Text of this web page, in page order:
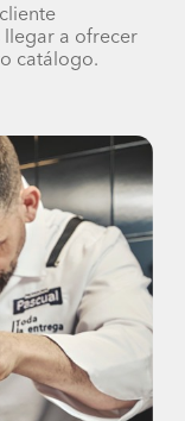
llegar a ofrecer
catálogo.